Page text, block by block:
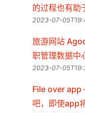
的过程也有助
2023-07-
旅游网站
职管理数据中
2023-07-
File over app
吧，即使app